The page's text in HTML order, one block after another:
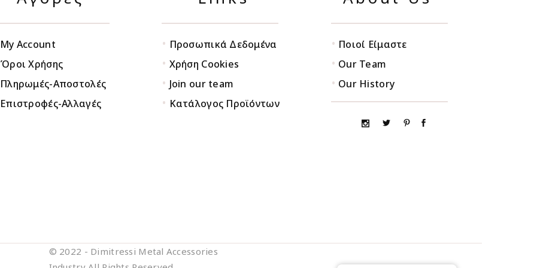
My Account
Όροι Χρήσης
Πληρωμές-Αποστολές
Επιστροφές-Αλλαγές
• Προσωπικά Δεδομένα
• Χρήση Cookies
• Join our team
• Κατάλογος Προϊόντων
• Ποιοί Είμαστε
• Our Team
• Our History
© 2022 - Dimitressi Metal Accessories